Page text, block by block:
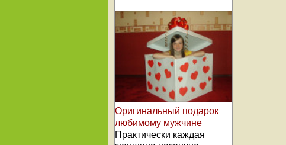
Оригинальный подарок
любимому мужчине
Практически каждая